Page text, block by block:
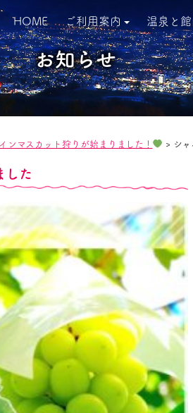
HOME ご利用案内 温泉と
お知らせ
ンマスカット狩りが始まりました！ > シ
した